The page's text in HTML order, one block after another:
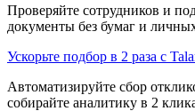
Проверяйте сотрудников и
документы без бумаг и
Ускорьте подбор в 2 раза с
Автоматизируйте сбор
собирайте аналитику в 2